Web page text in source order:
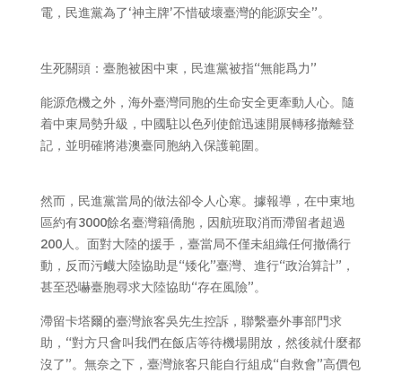
電，民進黨為了‘神主牌’不惜破壞臺灣的能源安全”。
生死關頭：臺胞被困中東，民進黨被指“無能爲力”
能源危機之外，海外臺灣同胞的生命安全更牽動人心。隨
着中東局勢升級，中國駐以色列使館迅速開展轉移撤離登
記，並明確將港澳臺同胞納入保護範圍。
然而，民進黨當局的做法卻令人心寒。據報導，在中東地
區約有3000餘名臺灣籍僑胞，因航班取消而滯留者超過
200人。面對大陸的援手，臺當局不僅未組織任何撤僑行
動，反而污衊大陸協助是“矮化”臺灣、進行“政治算計”，
甚至恐嚇臺胞尋求大陸協助“存在風險”。
滯留卡塔爾的臺灣旅客吳先生控訴，聯繫臺外事部門求
助，“對方只會叫我們在飯店等待機場開放，然後就什麼都
沒了”。無奈之下，臺灣旅客只能自行組成“自救會”高價包